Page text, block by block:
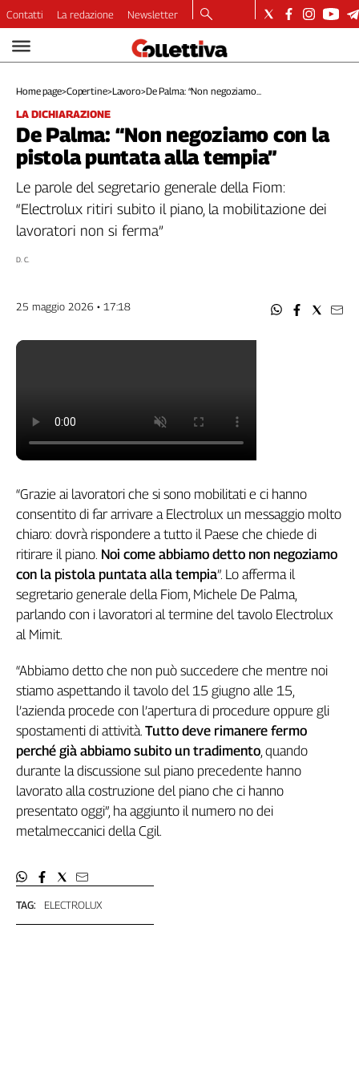
Video
Dirette
Longform
Copertine
Economia
Lavoro
Ambiente
Diritti
Italia
Culture
Categorie
Fiom
Flai
Flc
Fp
Nidil
Slc
Spi
Inca
Caaf
Speciali
di
Genova,
il
sangue
della
anni
Collettiva
Contatti La redazione Newsletter
Home page>Copertine>Lavoro>De Palma: “Non negoziamo...
LA DICHIARAZIONE
De Palma: “Non negoziamo con la
pistola puntata alla tempia”
Le parole del segretario generale della Fiom:
“Electrolux ritiri subito il piano, la mobilitazione dei
lavoratori non si ferma”
D. C.
25 maggio 2026 • 17:18
TAG: ELECTROLUX
“Grazie ai lavoratori che si sono mobilitati e ci hanno
consentito di far arrivare a Electrolux un messaggio molto
chiaro: dovrà rispondere a tutto il Paese che chiede di
ritirare il piano. Noi come abbiamo detto non negoziamo
con la pistola puntata alla tempia”. Lo afferma il
segretario generale della Fiom, Michele De Palma,
parlando con i lavoratori al termine del tavolo Electrolux
al Mimit.
“Abbiamo detto che non può succedere che mentre noi
stiamo aspettando il tavolo del 15 giugno alle 15,
l’azienda procede con l’apertura di procedure oppure gli
spostamenti di attività. Tutto deve rimanere fermo
perché già abbiamo subito un tradimento , quando
durante la discussione sul piano precedente hanno
lavorato alla costruzione del piano che ci hanno
presentato oggi”, ha aggiunto il numero no dei
metalmeccanici della Cgil.